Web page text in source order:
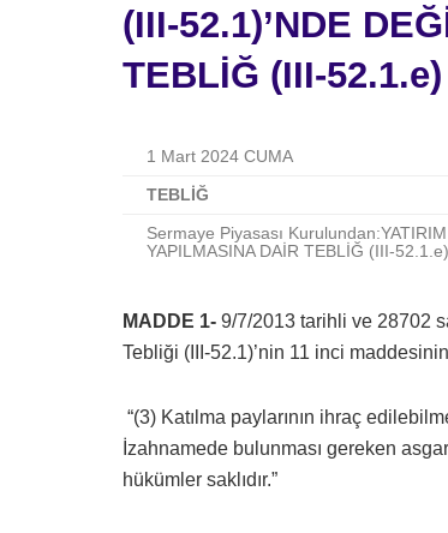
(III-52.1)’NDE
TEBLİĞ (III-52.1.e)
1 Mart 2024 CUMA
TEBLİĞ
Sermaye Piyasası
YAPILMASINA DAİR TEBLİĞ (III-52.1.e)
MADDE 1- 9/7/2013 tarihli ve 28702
Tebliği (III-52.1)’nin 11 inci
“(3) Katılma paylarının ihraç
İzahnamede bulunması gereken
hükümler saklıdır.”